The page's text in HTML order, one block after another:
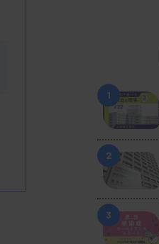
1
2
3